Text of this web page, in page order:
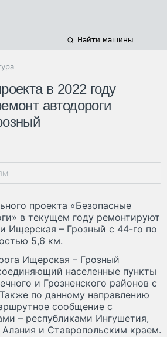
Найти машины
в 2022 году
автодороги
проекта «Безопасные
в текущем году ремонтируют
Ищерская – Грозный с 44-го по
5,6 км.
Ищерская – Грозный
населенные пункты
и Грозненского районов с
по данному направлению
сообщение с
– республиками Ингушетия,
и Ставропольским краем.